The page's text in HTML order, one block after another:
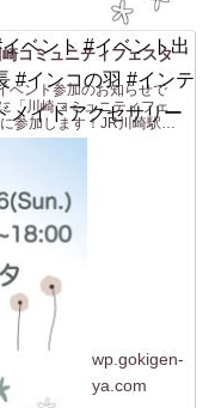
コミュニティフェスタ
ベント参加のお知らせで
「川崎コミュニティフェ
参加します！JR川崎駅東
(ルフロン前広場)での開催
wp.gokigen-
ya.com
ベント #イベント出
#インコの羽 #インテ
メイドアクセサリー